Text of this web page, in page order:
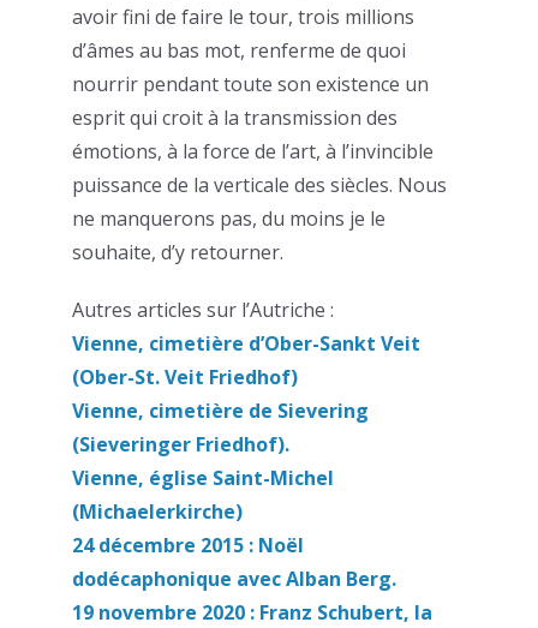
avoir fini de faire le tour, trois millions
d’âmes au bas mot, renferme de quoi
nourrir pendant toute son existence un
esprit qui croit à la transmission des
émotions, à la force de l’art, à l’invincible
puissance de la verticale des siècles. Nous
ne manquerons pas, du moins je le
souhaite, d’y retourner.
Autres articles sur l’Autriche :
Vienne, cimetière d’Ober-Sankt Veit
(Ober-St. Veit Friedhof)
Vienne, cimetière de Sievering
(Sieveringer Friedhof).
Vienne, église Saint-Michel
(Michaelerkirche)
24 décembre 2015 : Noël
dodécaphonique avec Alban Berg.
19 novembre 2020 : Franz Schubert, la